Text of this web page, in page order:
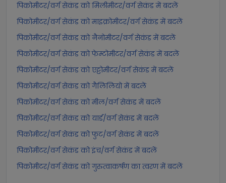
पिकोमीटर/वर्ग सेकंड को मिलीमीटर/वर्ग सेकंड में बदलें
पिकोमीटर/वर्ग सेकंड को माइक्रोमीटर/वर्ग सेकंड में बदलें
पिकोमीटर/वर्ग सेकंड को नैनोमीटर/वर्ग सेकंड में बदलें
पिकोमीटर/वर्ग सेकंड को फेम्टोमीटर/वर्ग सेकंड में बदलें
पिकोमीटर/वर्ग सेकंड को एट्टोमीटर/वर्ग सेकंड में बदलें
पिकोमीटर/वर्ग सेकंड को गैलिलियो में बदलें
पिकोमीटर/वर्ग सेकंड को मील/वर्ग सेकंड में बदलें
पिकोमीटर/वर्ग सेकंड को यार्ड/वर्ग सेकंड में बदलें
पिकोमीटर/वर्ग सेकंड को फुट/वर्ग सेकंड में बदलें
पिकोमीटर/वर्ग सेकंड को इंच/वर्ग सेकंड में बदलें
पिकोमीटर/वर्ग सेकंड को गुरुत्वाकर्षण का त्वरण में बदलें